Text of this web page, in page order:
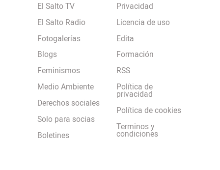
El Salto TV
El Salto Radio
Fotogalerías
Blogs
Feminismos
Medio Ambiente
Derechos sociales
Solo para socias
Boletines
Privacidad
Licencia de uso
Edita
Formación
RSS
Política de
privacidad
Política de cookies
Terminos y
condiciones